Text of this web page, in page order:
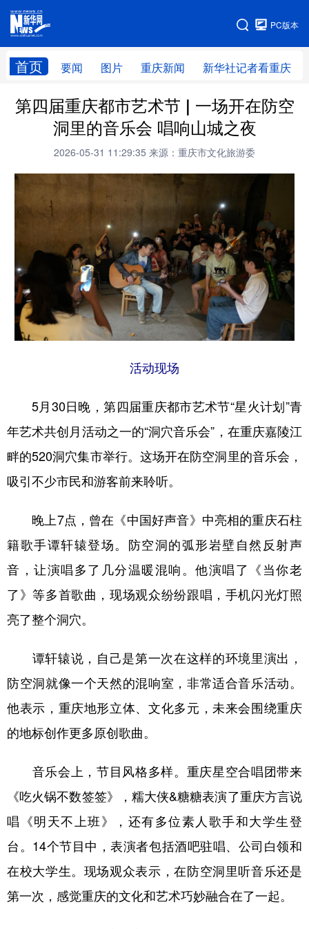
PC版本
首页 要闻 图片 重庆新闻 新华社记者看重庆
网站地图
第四届重庆都市艺术节 | 一场开在防空
洞里的音乐会 唱响山城之夜
2026-05-31 11:29:35 来源：重庆市文化旅游委
活动现场
5月30日晚，第四届重庆都市艺术节“星火计划”青
年艺术共创月活动之一的“洞穴音乐会”，在重庆嘉陵江
畔的520洞穴集市举行。这场开在防空洞里的音乐会，
吸引不少市民和游客前来聆听。
晚上7点，曾在《中国好声音》中亮相的重庆石柱
籍歌手谭轩辕登场。防空洞的弧形岩壁自然反射声
音，让演唱多了几分温暖混响。他演唱了《当你老
了》等多首歌曲，现场观众纷纷跟唱，手机闪光灯照
亮了整个洞穴。
谭轩辕说，自己是第一次在这样的环境里演出，
防空洞就像一个天然的混响室，非常适合音乐活动。
他表示，重庆地形立体、文化多元，未来会围绕重庆
的地标创作更多原创歌曲。
音乐会上，节目风格多样。重庆星空合唱团带来
《吃火锅不数签签》，糯大侠&糖糖表演了重庆方言说
唱《明天不上班》，还有多位素人歌手和大学生登
台。14个节目中，表演者包括酒吧驻唱、公司白领和
在校大学生。现场观众表示，在防空洞里听音乐还是
第一次，感觉重庆的文化和艺术巧妙融合在了一起。